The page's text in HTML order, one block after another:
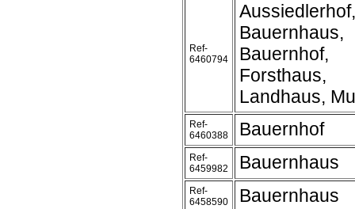
Ref-
6460794
Aussiedlerhof,
Bauernhaus,
Bauernhof,
Forsthaus,
Landhaus,
Ref-
6460388
Bauernhof
Ref-
6459982
Bauernhaus
Ref-
6458590
Bauernhaus